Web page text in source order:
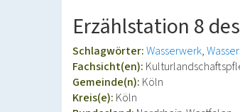
Erzählstation 8
Schlagwörter:Wasserwerk
Fachsicht(en):
Gemeinde(n): Köln
Kreis(e): Köln